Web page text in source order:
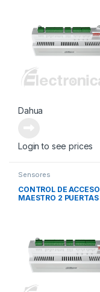
Dahua
Login to see prices
Sensores
CONTROL DE ACCESO
MAESTRO 2 PUERTAS